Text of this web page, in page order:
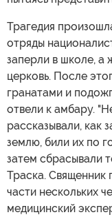
Трагедия
отряды
заперли в школе, а
церковь. После
гранатами и
отвели к амбару.
рассказывали, как
землю, били их по
затем сбрасывали
Траска. Священник
части нескольких
медицинский